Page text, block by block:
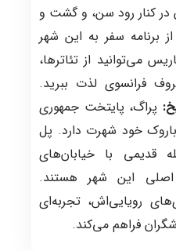
در کنار رود سن، و گشت و
برنامه سفر به این شهر
می‌توانید از تئاترها،
فرانسوی لذت ببرید.
پراگ، پایتخت جمهوری
خود شهرت دارد. پل
قدیمی با خیابان‌های
این شهر هستند.
رویایی‌اش، تجربه‌ای
فراهم می‌کند.